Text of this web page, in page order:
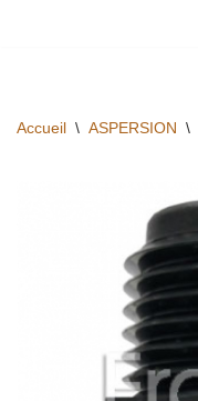
contenu
Accueil \ ASPERSION \